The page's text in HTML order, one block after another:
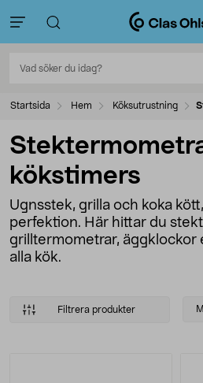
Startsida Hem Köksutrustning
kökstimers
Ugnsstek, grilla och koka kött,
perfektion. Här hittar du
grilltermometrar, äggklockor
alla kök.
Filtrera produkter